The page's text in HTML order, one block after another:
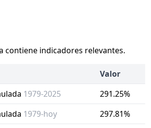
contiene indicadores relevantes.
Valor
1979-2025
291.25%
1979-hoy
297.81%